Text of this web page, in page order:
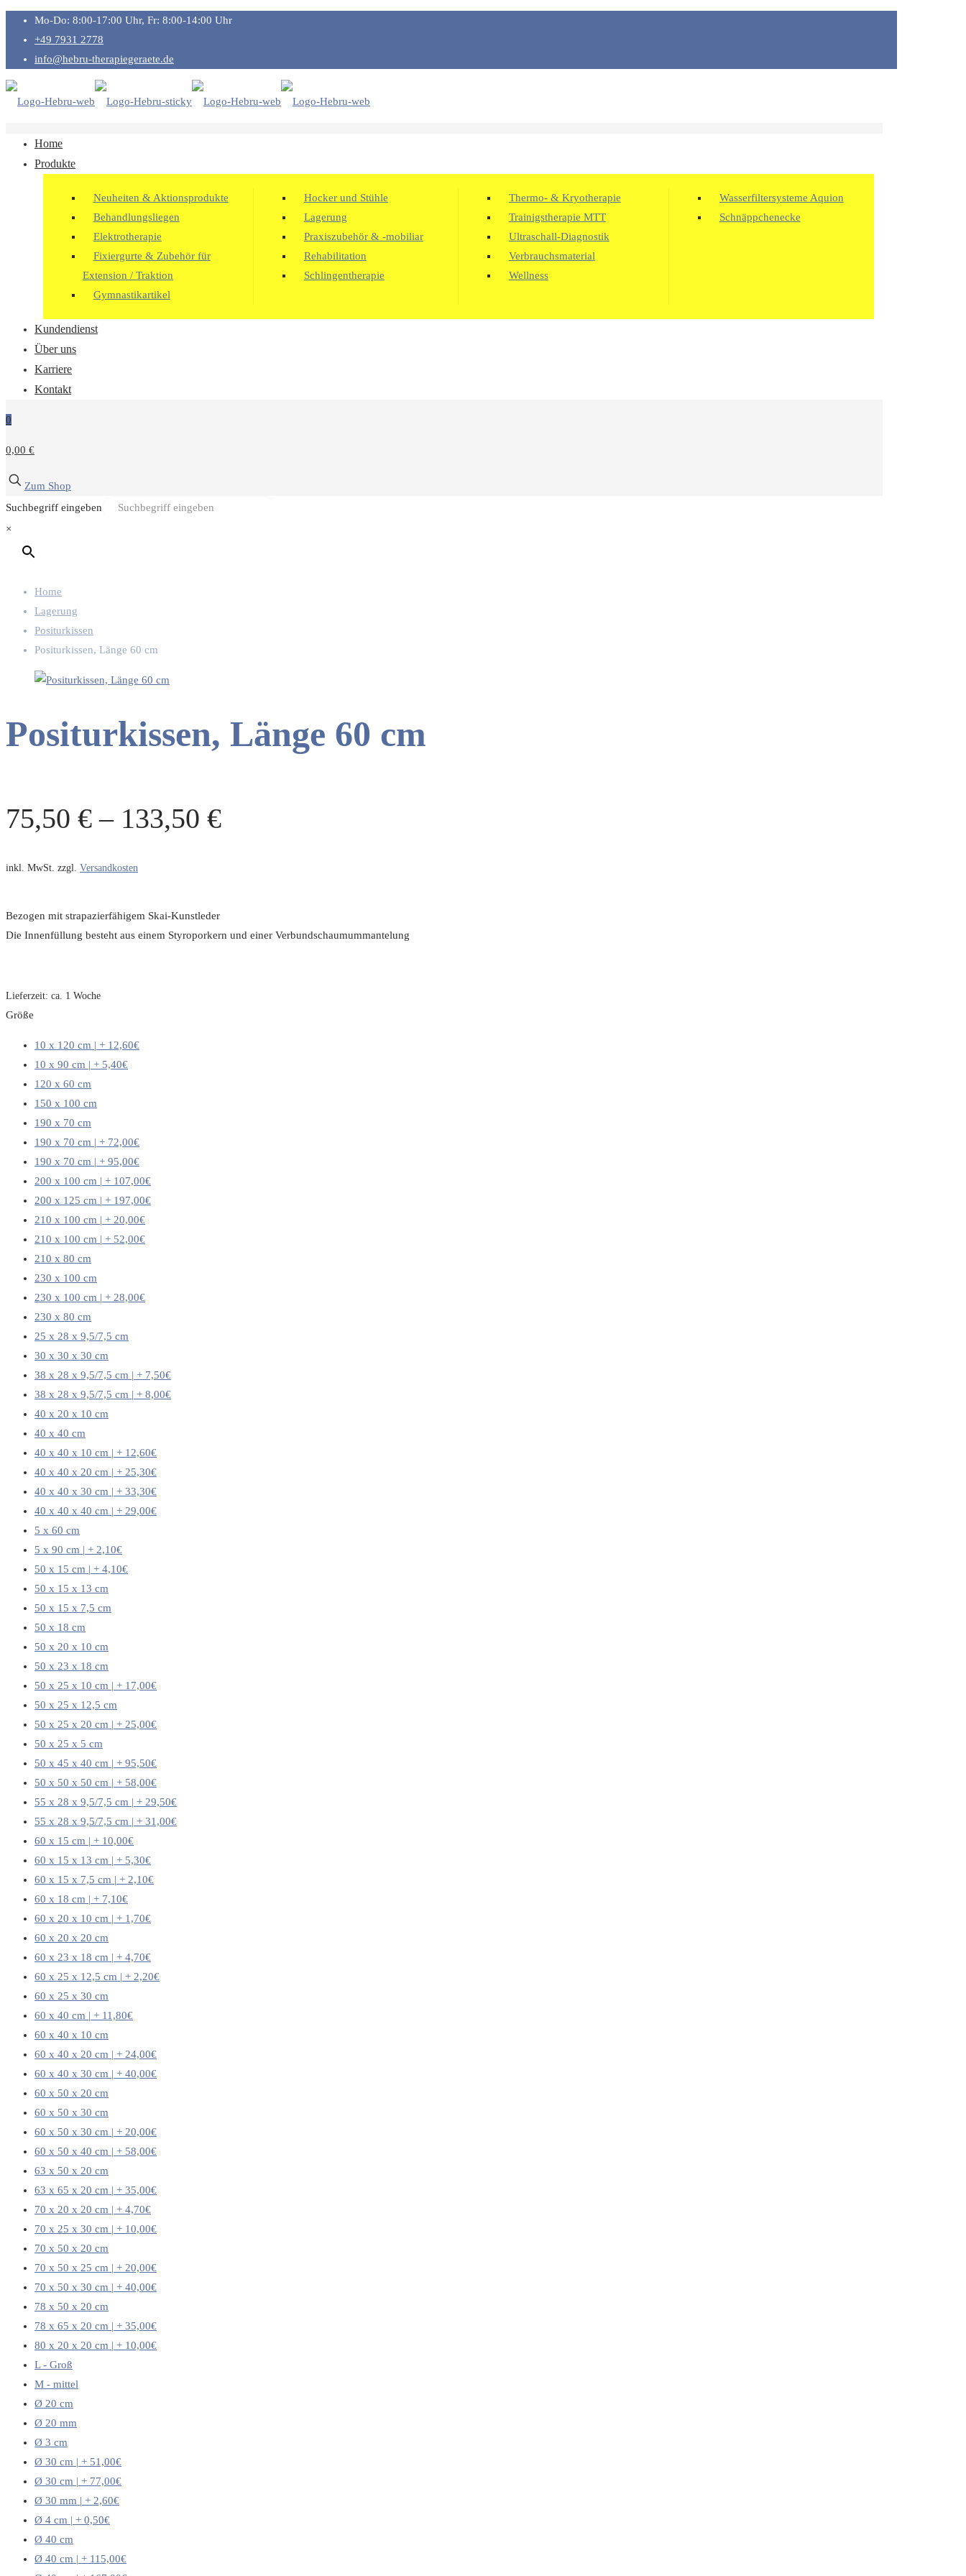
Mo-Do: 8:00-17:00 Uhr, Fr: 8:00-14:00 Uhr
+49 7931 2778
info@hebru-therapiegeraete.de
Home
Produkte
Neuheiten & Aktionsprodukte
Behandlungsliegen
Elektrotherapie
Fixiergurte & Zubehör für
Extension / Traktion
Gymnastikartikel
Hocker und Stühle
Lagerung
Praxiszubehör & -mobiliar
Rehabilitation
Schlingentherapie
Thermo- & Kryotherapie
Trainigstherapie MTT
Ultraschall-Diagnostik
Verbrauchsmaterial
Wellness
Wasserfiltersysteme Aquion
Schnäppchenecke
Kundendienst
Über uns
Karriere
Kontakt
0
0,00 €
Zum Shop
Suchbegriff eingeben
×
Home
Lagerung
Positurkissen
Positurkissen, Länge 60 cm
Positurkissen, Länge 60 cm
75,50 € – 133,50 €
inkl. MwSt. zzgl. Versandkosten
Bezogen mit strapazierfähigem Skai-Kunstleder
Die Innenfüllung besteht aus einem Styroporkern und einer Verbundschaumummantelung
Lieferzeit: ca. 1 Woche
Größe
10 x 120 cm | + 12,60€
10 x 90 cm | + 5,40€
120 x 60 cm
150 x 100 cm
190 x 70 cm
190 x 70 cm | + 72,00€
190 x 70 cm | + 95,00€
200 x 100 cm | + 107,00€
200 x 125 cm | + 197,00€
210 x 100 cm | + 20,00€
210 x 100 cm | + 52,00€
210 x 80 cm
230 x 100 cm
230 x 100 cm | + 28,00€
230 x 80 cm
25 x 28 x 9,5/7,5 cm
30 x 30 x 30 cm
38 x 28 x 9,5/7,5 cm | + 7,50€
38 x 28 x 9,5/7,5 cm | + 8,00€
40 x 20 x 10 cm
40 x 40 cm
40 x 40 x 10 cm | + 12,60€
40 x 40 x 20 cm | + 25,30€
40 x 40 x 30 cm | + 33,30€
40 x 40 x 40 cm | + 29,00€
5 x 60 cm
5 x 90 cm | + 2,10€
50 x 15 cm | + 4,10€
50 x 15 x 13 cm
50 x 15 x 7,5 cm
50 x 18 cm
50 x 20 x 10 cm
50 x 23 x 18 cm
50 x 25 x 10 cm | + 17,00€
50 x 25 x 12,5 cm
50 x 25 x 20 cm | + 25,00€
50 x 25 x 5 cm
50 x 45 x 40 cm | + 95,50€
50 x 50 x 50 cm | + 58,00€
55 x 28 x 9,5/7,5 cm | + 29,50€
55 x 28 x 9,5/7,5 cm | + 31,00€
60 x 15 cm | + 10,00€
60 x 15 x 13 cm | + 5,30€
60 x 15 x 7,5 cm | + 2,10€
60 x 18 cm | + 7,10€
60 x 20 x 10 cm | + 1,70€
60 x 20 x 20 cm
60 x 23 x 18 cm | + 4,70€
60 x 25 x 12,5 cm | + 2,20€
60 x 25 x 30 cm
60 x 40 cm | + 11,80€
60 x 40 x 10 cm
60 x 40 x 20 cm | + 24,00€
60 x 40 x 30 cm | + 40,00€
60 x 50 x 20 cm
60 x 50 x 30 cm
60 x 50 x 30 cm | + 20,00€
60 x 50 x 40 cm | + 58,00€
63 x 50 x 20 cm
63 x 65 x 20 cm | + 35,00€
70 x 20 x 20 cm | + 4,70€
70 x 25 x 30 cm | + 10,00€
70 x 50 x 20 cm
70 x 50 x 25 cm | + 20,00€
70 x 50 x 30 cm | + 40,00€
78 x 50 x 20 cm
78 x 65 x 20 cm | + 35,00€
80 x 20 x 20 cm | + 10,00€
L - Groß
M - mittel
Ø 20 cm
Ø 20 mm
Ø 3 cm
Ø 30 cm | + 51,00€
Ø 30 cm | + 77,00€
Ø 30 mm | + 2,60€
Ø 4 cm | + 0,50€
Ø 40 cm
Ø 40 cm | + 115,00€